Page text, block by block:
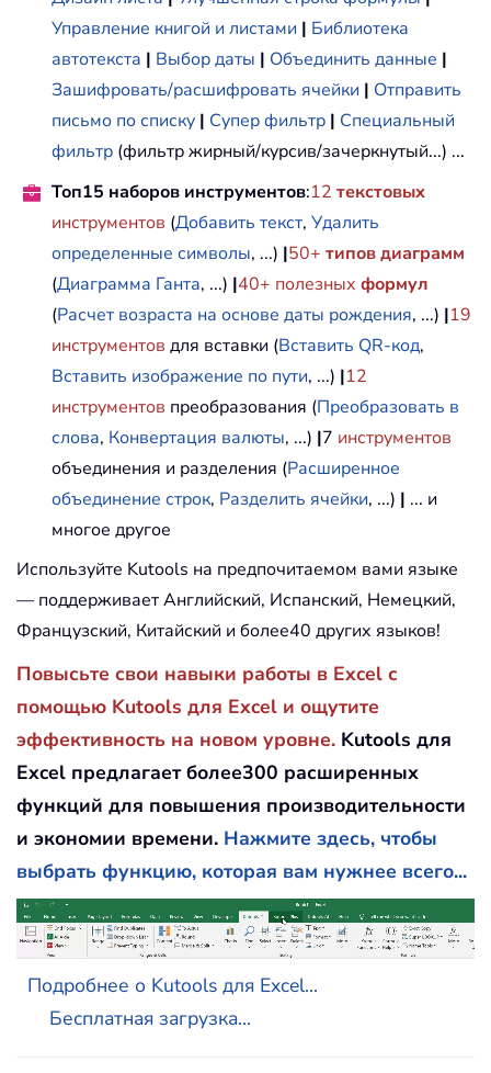
Управление книгой и листами | Библиотека
автотекста | Выбор даты | Объединить данные |
Зашифровать/расшифровать ячейки | Отправить
письмо по списку | Супер фильтр | Специальный
фильтр (фильтр жирный/курсив/зачеркнутый...) ...
Топ15 наборов инструментов:12 текстовых
инструментов (Добавить текст, Удалить
определенные символы, ...) |50+ типов диаграмм
(Диаграмма Ганта, ...) |40+ полезных формул
(Расчет возраста на основе даты рождения, ...) |19
инструментов для вставки (Вставить QR-код,
Вставить изображение по пути, ...) |12
инструментов преобразования (Преобразовать в
слова, Конвертация валюты, ...) |7 инструментов
объединения и разделения (Расширенное
объединение строк, Разделить ячейки, ...) | ... и
многое другое
Используйте Kutools на предпочитаемом вами языке
— поддерживает Английский, Испанский, Немецкий,
Французский, Китайский и более40 других языков!
Повысьте свои навыки работы в Excel с
помощью Kutools для Excel и ощутите
эффективность на новом уровне. Kutools для
Excel предлагает более300 расширенных
функций для повышения производительности
и экономии времени. Нажмите здесь, чтобы
выбрать функцию, которая вам нужнее всего...
Подробнее о Kutools для Excel...
Бесплатная загрузка...